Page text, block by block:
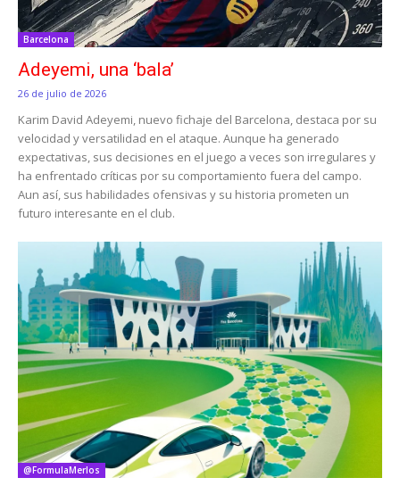
Barcelona
Adeyemi, una ‘bala’
26 de julio de 2026
Karim David Adeyemi, nuevo fichaje del Barcelona, destaca por su
velocidad y versatilidad en el ataque. Aunque ha generado
expectativas, sus decisiones en el juego a veces son irregulares y
ha enfrentado críticas por su comportamiento fuera del campo.
Aun así, sus habilidades ofensivas y su historia prometen un
futuro interesante en el club.
@FormulaMerlos